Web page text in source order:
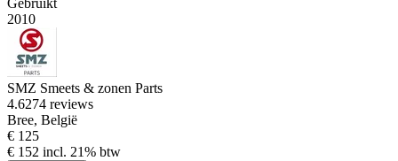
2010
SMZ Smeets & zonen Parts
4.6274 reviews
Bree, België
€ 125
€ 152 incl. 21% btw